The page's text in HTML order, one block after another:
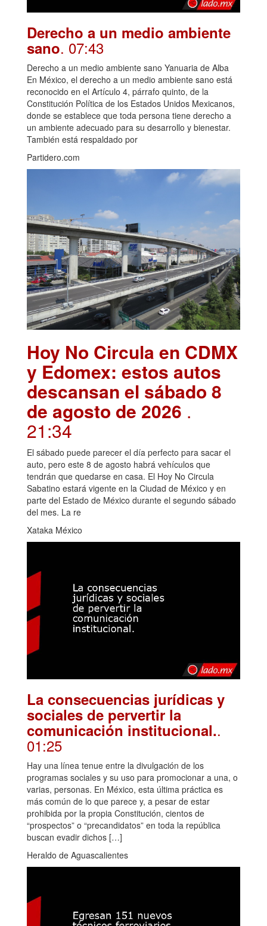
Derecho a un medio ambiente
sano. 07:43
Derecho a un medio ambiente sano Yanuaria de Alba
En México, el derecho a un medio ambiente sano está
reconocido en el Artículo 4, párrafo quinto, de la
Constitución Política de los Estados Unidos Mexicanos,
donde se establece que toda persona tiene derecho a
un ambiente adecuado para su desarrollo y bienestar.
También está respaldado por
Partidero.com
Hoy No Circula en CDMX
y Edomex: estos autos
descansan el sábado 8
de agosto de 2026 .
21:34
El sábado puede parecer el día perfecto para sacar el
auto, pero este 8 de agosto habrá vehículos que
tendrán que quedarse en casa. El Hoy No Circula
Sabatino estará vigente en la Ciudad de México y en
parte del Estado de México durante el segundo sábado
del mes. La re
Xataka México
La consecuencias jurídicas y
sociales de pervertir la
comunicación institucional..
01:25
Hay una línea tenue entre la divulgación de los
programas sociales y su uso para promocionar a una, o
varias, personas. En México, esta última práctica es
más común de lo que parece y, a pesar de estar
prohibida por la propia Constitución, cientos de
“prospectos” o “precandidatos” en toda la república
buscan evadir dichos […]
Heraldo de Aguascalientes